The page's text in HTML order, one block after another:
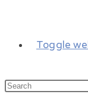
Toggle